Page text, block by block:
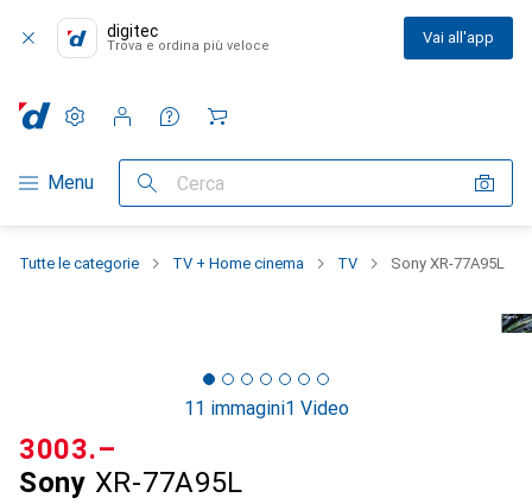
digitec
Trova e ordina più veloce Vai all'app
Categoria Navigazione
Menu Cerca
Impostazioni
Conto cliente
Liste di confronto
Liste dei desideri
Carrello
Tutte le categorie TV + Home cinema TV Sony XR-77A95L
11 immagini1 Video
Sony XR-77A95L
CHF
3003.–